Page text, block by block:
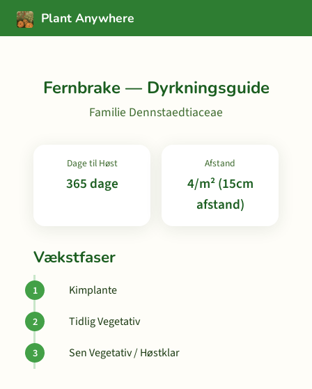
Plant Anywhere
Fernbrake — Dyrkningsguide
Familie Dennstaedtiaceae
Dage til Høst
365 dage
Afstand
4/m² (15cm
afstand)
Vækstfaser
Kimplante
Tidlig Vegetativ
Sen Vegetativ / Høstklar